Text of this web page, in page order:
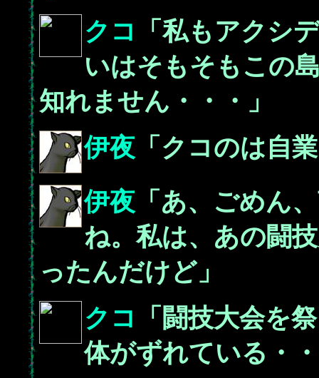
クコ
「私もアクシ
いはそもそもこの
知れません・・・」
伊夜 「クコのは自
伊夜 「あ、ごめん
ね。私は、あの闘
ったんだけど」
クコ
「闘技大会を
体がずれている・